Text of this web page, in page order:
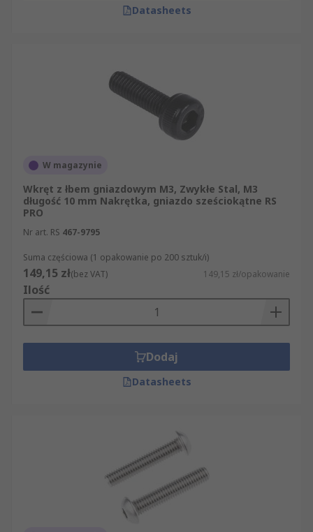
Datasheets
W magazynie
Wkręt z łbem gniazdowym M3, Zwykłe Stal, M3
długość 10 mm Nakrętka, gniazdo sześciokątne RS
PRO
Nr art. RS 467-9795
Suma częściowa (1 opakowanie po 200 sztuk/i)
149,15 zł(bez VAT) 149,15 zł/opakowanie
Ilość
Dodaj
Datasheets